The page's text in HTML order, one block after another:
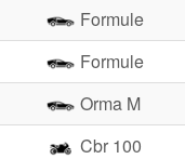
Formule
Formule
Orma M
Cbr 100